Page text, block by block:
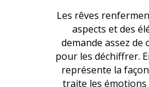
Les rêves
aspects et des
demande assez de
pour les déchiffrer.
représente la
traite les émotions